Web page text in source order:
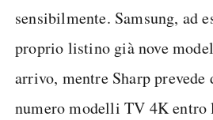
sensibilmente. Samsung, ad
proprio listino già nove
arrivo, mentre Sharp
numero modelli TV 4K entro